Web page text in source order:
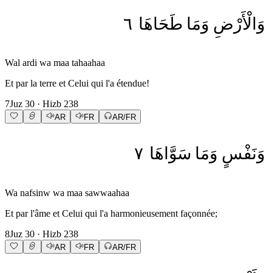
وَالْأَرْضِ وَمَا طَحَاهَا ٦
Wal ardi wa maa tahaahaa
Et par la terre et Celui qui l'a étendue!
7Juz 30 · Hizb 238
AR FR AR/FR
وَنَفْسٍ وَمَا سَوَّاهَا ٧
Wa nafsinw wa maa sawwaahaa
Et par l'âme et Celui qui l'a harmonieusement façonnée;
8Juz 30 · Hizb 238
AR FR AR/FR